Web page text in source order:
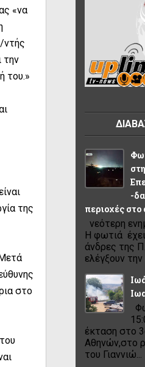
«να
ντής
την
του.»
της
στο
-
περιοχές στο
νεότερη
Η φωτιά
άνδρες της
ελέγξουν
έκταση στο
Αθηνών,στο
του Γιαννιώ...